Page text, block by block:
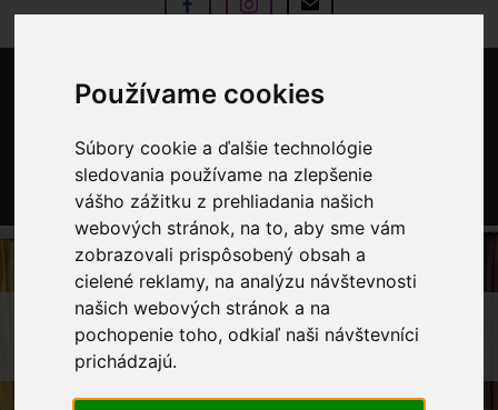
Používame cookies
Súbory cookie a ďalšie technológie
sledovania používame na zlepšenie
vášho zážitku z prehliadania našich
webových stránok, na to, aby sme vám
zobrazovali prispôsobený obsah a
cielené reklamy, na analýzu návštevnosti
našich webových stránok a na
pochopenie toho, odkiaľ naši návštevníci
prichádzajú.
0
OBCHOD VÝROBKY Z NAŠEJ DIELNE
DETSKÝ VANKÚŠIK MICKEY - RUŽOVÁ